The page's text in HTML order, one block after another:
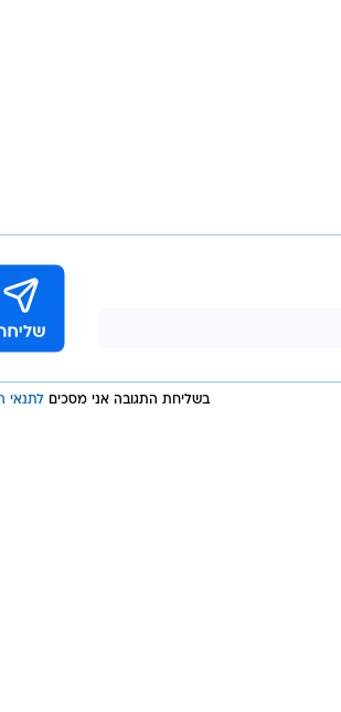
בשליחת התגובה אני מסכים לתנאי